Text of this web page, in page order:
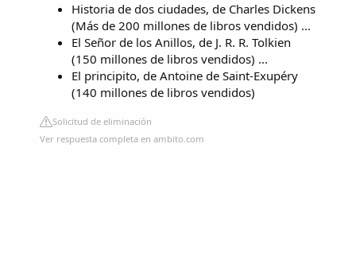
Historia de dos ciudades, de Charles Dickens
(Más de 200 millones de libros vendidos) ...
El Señor de los Anillos, de J. R. R. Tolkien
(150 millones de libros vendidos) ...
El principito, de Antoine de Saint-Exupéry
(140 millones de libros vendidos)
Solicitud de eliminación
Ver respuesta completa en ambito.com